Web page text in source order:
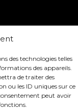
des technologies telles
des appareils.
de traiter des
ou les ID uniques sur ce
peut avoir